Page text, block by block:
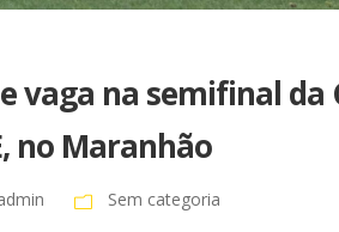
vaga na semifinal da
no Maranhão
Sem categoria